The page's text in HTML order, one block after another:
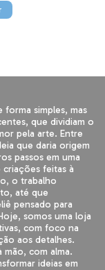
simples, mas
que dividiam o
pela arte. Entre
que daria origem
passos em uma
feitas à
o trabalho
até que
pensado para
somos uma loja
com foco na
aos detalhes.
mão, com alma.
ideias em